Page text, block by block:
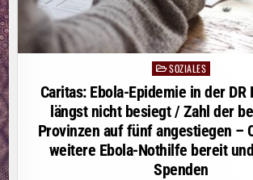
Posted
in
SOZIALES
Caritas: Ebola-Epidemie in der DR
längst nicht besiegt / Zahl der
Provinzen auf fünf angestiegen –
weitere Ebola-Nothilfe bereit
Spenden